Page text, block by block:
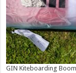
GIN Kiteboarding Boom